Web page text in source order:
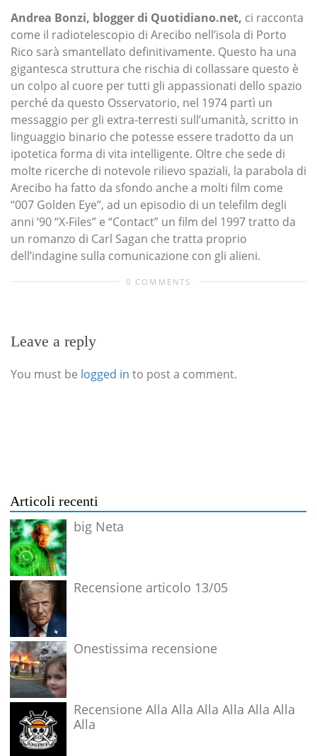
Andrea Bonzi, blogger di Quotidiano.net, ci racconta
come il radiotelescopio di Arecibo nell’isola di Porto
Rico sarà smantellato definitivamente. Questo ha una
gigantesca struttura che rischia di collassare questo è
un colpo al cuore per tutti gli appassionati dello spazio
perché da questo Osservatorio, nel 1974 partì un
messaggio per gli extra-terresti sull’umanità, scritto in
linguaggio binario che potesse essere tradotto da un
ipotetica forma di vita intelligente. Oltre che sede di
molte ricerche di notevole rilievo spaziali, la parabola di
Arecibo ha fatto da sfondo anche a molti film come
“007 Golden Eye”, ad un episodio di un telefilm degli
anni ’90 “X-Files” e “Contact” un film del 1997 tratto da
un romanzo di Carl Sagan che tratta proprio
dell’indagine sulla comunicazione con gli alieni.
0 COMMENTS
Leave a reply
You must be logged in to post a comment.
Articoli recenti
big Neta
Recensione articolo 13/05
Onestissima recensione
Recensione Alla Alla Alla Alla Alla Alla
Alla